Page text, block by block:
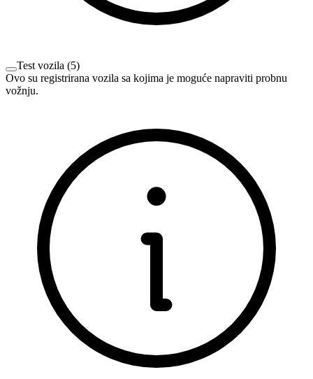
Test vozila (5)
Ovo su registrirana vozila sa kojima je moguće napraviti probnu
vožnju.